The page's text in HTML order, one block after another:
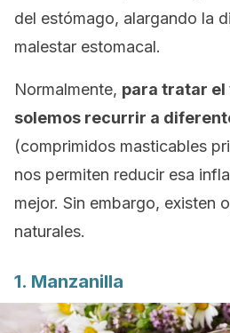
del estómago, alargando la
malestar estomacal.
Normalmente, para tratar
solemos recurrir a
(comprimidos masticables
nos permiten reducir esa
mejor. Sin embargo, existen
naturales.
1. Manzanilla